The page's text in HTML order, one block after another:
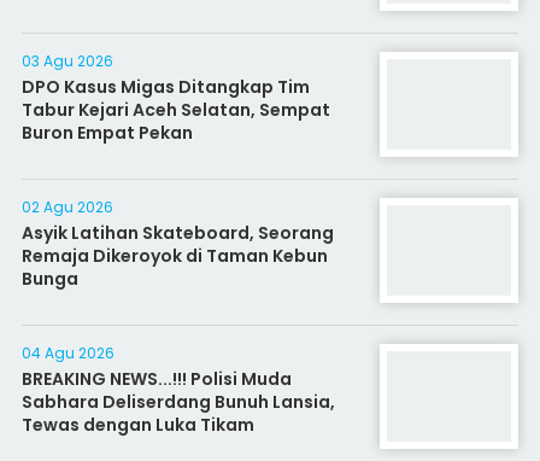
03 Agu 2026
DPO Kasus Migas Ditangkap Tim
Tabur Kejari Aceh Selatan, Sempat
Buron Empat Pekan
02 Agu 2026
Asyik Latihan Skateboard, Seorang
Remaja Dikeroyok di Taman Kebun
Bunga
04 Agu 2026
BREAKING NEWS...!!! Polisi Muda
Sabhara Deliserdang Bunuh Lansia,
Tewas dengan Luka Tikam